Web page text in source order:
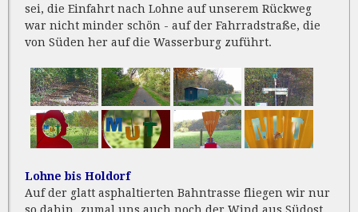
sei, die Einfahrt nach Lohne auf unserem Rückweg
war nicht minder schön - auf der Fahrradstraße, die
von Süden her auf die Wasserburg zuführt.
Lohne bis Holdorf
Auf der glatt asphaltierten Bahntrasse fliegen wir nur